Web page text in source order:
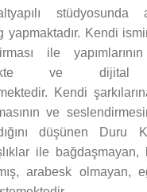
stüdyosunda
yapmaktadır. Kendi
ile
ve dijital
Kendi
ve
düşünen Duru
ile
arabesk olmayan,